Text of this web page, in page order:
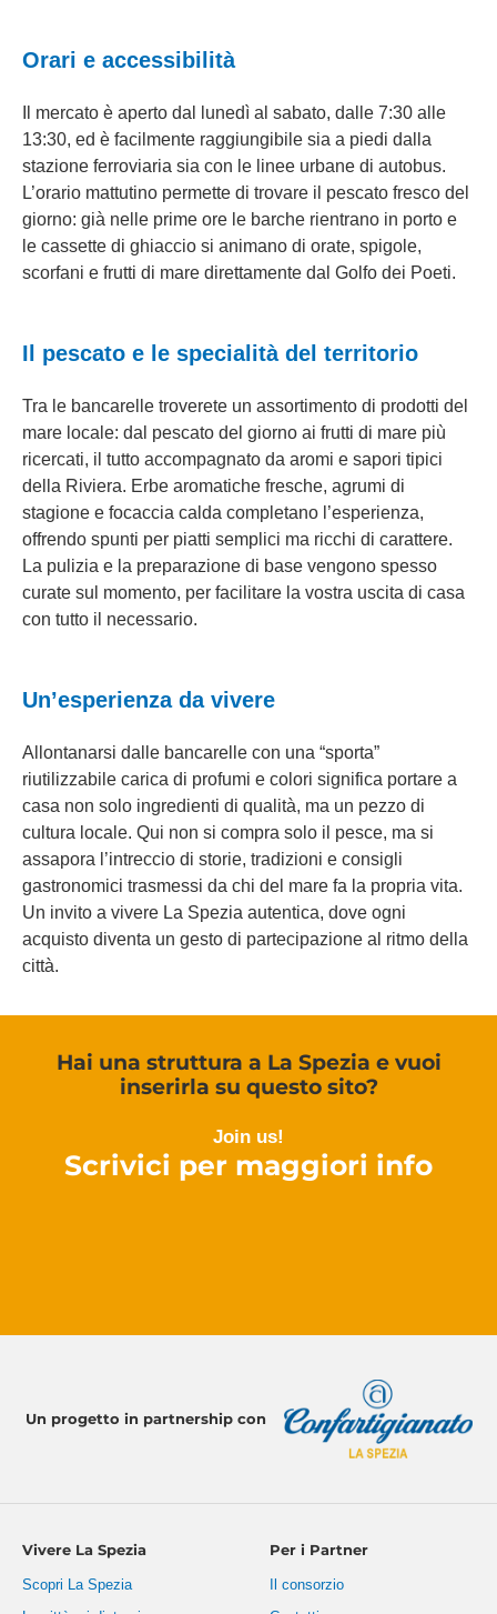
Orari e accessibilità
Il mercato è aperto dal lunedì al sabato, dalle 7:30 alle
13:30, ed è facilmente raggiungibile sia a piedi dalla
stazione ferroviaria sia con le linee urbane di autobus.
L’orario mattutino permette di trovare il pescato fresco del
giorno: già nelle prime ore le barche rientrano in porto e
le cassette di ghiaccio si animano di orate, spigole,
scorfani e frutti di mare direttamente dal Golfo dei Poeti.
Il pescato e le specialità del territorio
Tra le bancarelle troverete un assortimento di prodotti del
mare locale: dal pescato del giorno ai frutti di mare più
ricercati, il tutto accompagnato da aromi e sapori tipici
della Riviera. Erbe aromatiche fresche, agrumi di
stagione e focaccia calda completano l’esperienza,
offrendo spunti per piatti semplici ma ricchi di carattere.
La pulizia e la preparazione di base vengono spesso
curate sul momento, per facilitare la vostra uscita di casa
con tutto il necessario.
Un’esperienza da vivere
Allontanarsi dalle bancarelle con una “sporta”
riutilizzabile carica di profumi e colori significa portare a
casa non solo ingredienti di qualità, ma un pezzo di
cultura locale. Qui non si compra solo il pesce, ma si
assapora l’intreccio di storie, tradizioni e consigli
gastronomici trasmessi da chi del mare fa la propria vita.
Un invito a vivere La Spezia autentica, dove ogni
acquisto diventa un gesto di partecipazione al ritmo della
città.
Hai una struttura a La Spezia e vuoi
inserirla su questo sito?
Join us!
Scrivici per maggiori info
Un progetto in partnership con
Vivere La Spezia
Scopri La Spezia
Per i Partner
Il consorzio